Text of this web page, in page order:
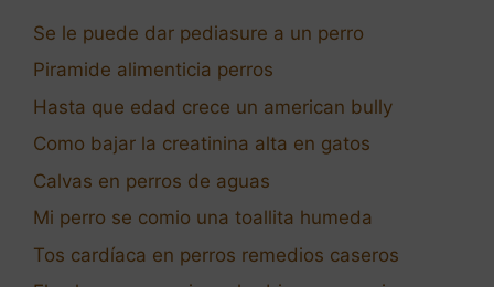
Se le puede dar pediasure a un perro
Piramide alimenticia perros
Hasta que edad crece un american bully
Como bajar la creatinina alta en gatos
Calvas en perros de aguas
Mi perro se comio una toallita humeda
Tos cardíaca en perros remedios caseros